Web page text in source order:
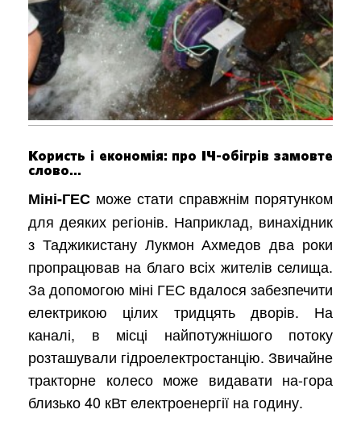
Користь і економія: про ІЧ-обігрів замовте
слово…
Міні-ГЕС може стати справжнім порятунком
для деяких регіонів. Наприклад, винахідник
з Таджикистану Лукмон Ахмедов два роки
пропрацював на благо всіх жителів селища.
За допомогою міні ГЕС вдалося забезпечити
електрикою цілих тридцять дворів. На
каналі, в місці найпотужнішого потоку
розташували гідроелектростанцію. Звичайне
тракторне колесо може видавати на-гора
близько 40 кВт електроенергії на годину.